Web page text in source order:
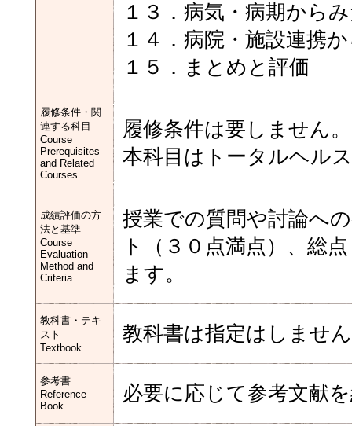
１３．病気・病期から
１４．病院・施設連携
１５．まとめと評価
履修条件・関
連する科目
Course
Prerequisites
and Related
Courses
履修条件は要しません。
本科目はトータルヘル
成績評価の方
法と基準
Course
Evaluation
Method and
Criteria
授業での質問や討論へ
ト（３０点満点）、総
ます。
教科書・テキ
スト
Textbook
教科書は指定はしませ
参考書
Reference
Book
必要に応じて参考文献